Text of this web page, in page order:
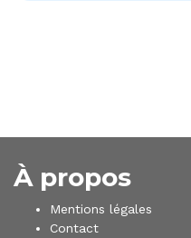
À propos
Mentions légales
Contact